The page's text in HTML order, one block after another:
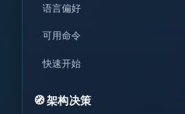
0
1
语言偏好
可用命令
快速开始
🧭 架构决策